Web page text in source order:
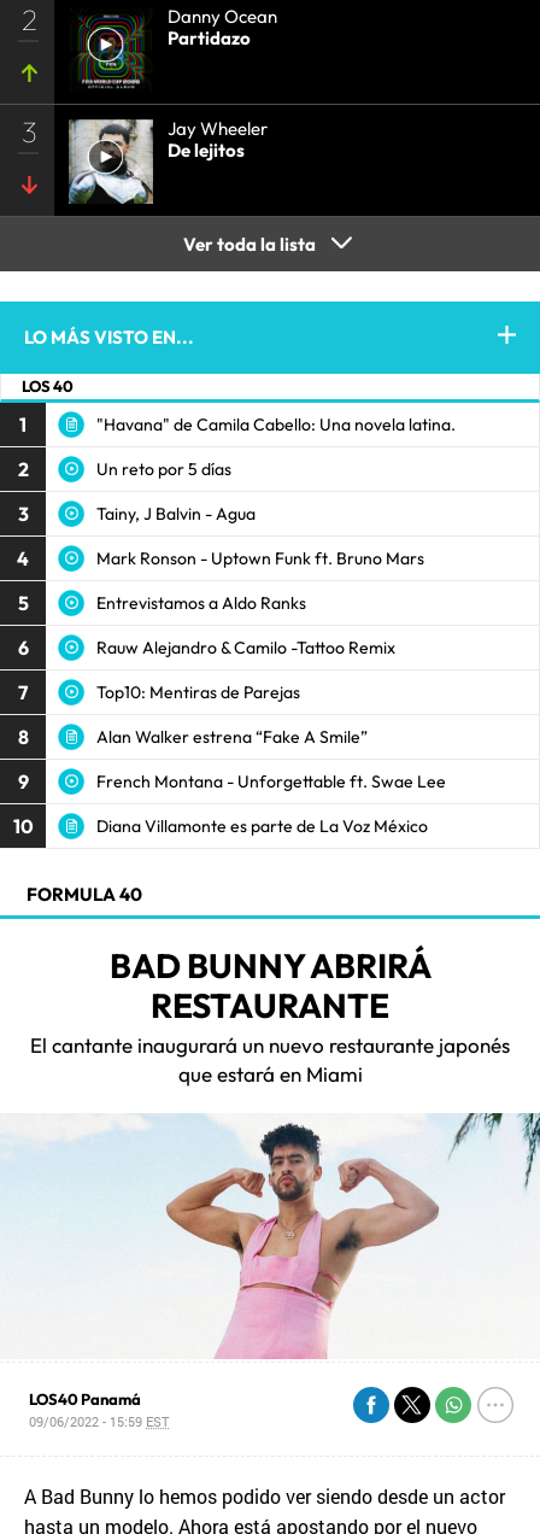
2
Danny Ocean
Partidazo
3
Jay Wheeler
De lejitos
Ver toda la lista
LO MÁS VISTO EN...
LOS 40
1 "Havana" de Camila Cabello: Una novela latina.
2 Un reto por 5 días
3 Tainy, J Balvin - Agua
4 Mark Ronson - Uptown Funk ft. Bruno Mars
5 Entrevistamos a Aldo Ranks
6 Rauw Alejandro & Camilo -Tattoo Remix
7 Top10: Mentiras de Parejas
8 Alan Walker estrena “Fake A Smile”
9 French Montana - Unforgettable ft. Swae Lee
10 Diana Villamonte es parte de La Voz México
FORMULA 40
BAD BUNNY ABRIRÁ
RESTAURANTE
El cantante inaugurará un nuevo restaurante japonés
que estará en Miami
LOS40 Panamá
09/06/2022 - 15:59 EST
A Bad Bunny lo hemos podido ver siendo desde un actor
hasta un modelo. Ahora está apostando por el nuevo